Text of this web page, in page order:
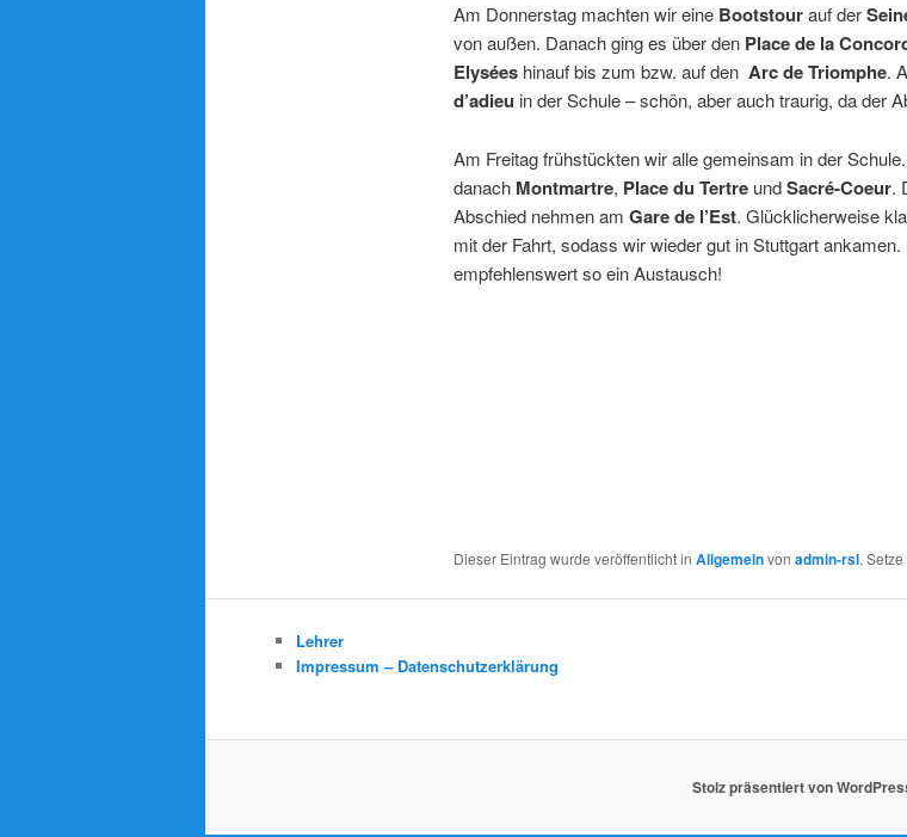
Am Donnerstag machten wir eine Bootstourauf der
von außen. Danach ging es über den Place de la
Elyséeshinauf bis zum bzw. auf den Arc de Triomphe.
d’adieu in der Schule – schön, aber auch traurig, da der
Am Freitag frühstückten wir alle gemeinsam in der
danach Montmartre, Place du TertreundSacré-Coeur.
Abschied nehmen am Gare de l’Est. Glücklicherweise
mit der Fahrt, sodass wir wieder gut in Stuttgart
empfehlenswert so ein Austausch!
Dieser Eintrag wurde veröffentlicht in Allgemeinvon admin-rsl.
Lehrer
Impressum – Datenschutzerklärung
Stolz präsentiert von